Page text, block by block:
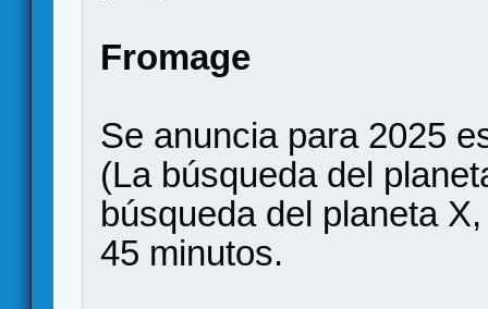
Fromage
Se anuncia para 2025
(La búsqueda del
búsqueda del planeta
45 minutos.